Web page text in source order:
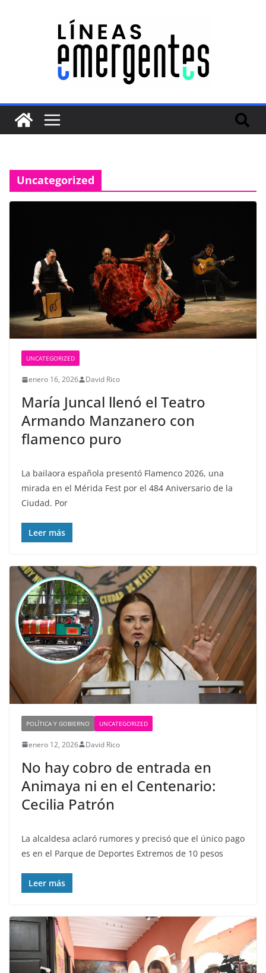
Uncategorized
UNCATEGORIZED
enero 16, 2026 David Rico
María Juncal llenó el Teatro
Armando Manzanero con
flamenco puro
La bailaora española presentó Flamenco 2026, una
mirada en el Mérida Fest por el 484 Aniversario de la
Ciudad. Por
Leer más
POLÍTICA Y GOBIERNO UNCATEGORIZED
enero 12, 2026 David Rico
No hay cobro de entrada en
Animaya ni en el Centenario:
Cecilia Patrón
La alcaldesa aclaró rumores y precisó que el único pago
es en el Parque de Deportes Extremos de 10 pesos
Leer más